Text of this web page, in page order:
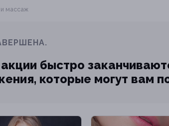
и массаж
быстро
которые могут вам